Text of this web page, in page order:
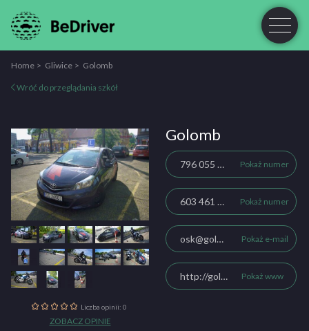
Home Gliwice Golomb
Wróć do przeglądania szkół
Liczba opinii: 0
ZOBACZ OPINIE
Golomb
796 055 935 Pokaż numer
603 461 761 Pokaż numer
osk@golomb.pl Pokaż e-mail
http://golomb.pl Pokaż www